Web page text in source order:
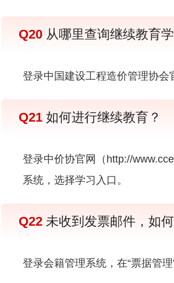
Q20 从哪里查询继续教育
登录中国建设工程造价管理协
Q21 如何进行继续教育？
登录中价协官网（http://
系统，选择学习入口。
Q22 未收到发票邮件，如
登录会籍管理系统，在“票据管